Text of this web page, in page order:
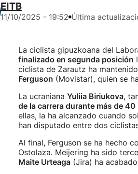
EITB
11/10/2025 - 19:52 Última
La ciclista gipuzkoana del
finalizado en segunda posición
ciclista de Zarautz ha
Ferguson (Movistar), quien se
La ucraniana Yuliia Biriukova,
de la carrera durante más de
ellas, la ha alcanzado cuando
han disputado entre dos
Al final, Ferguson se ha hecho
Ostolaza. Meijering ha sido
Maite Urteaga (Jira) ha